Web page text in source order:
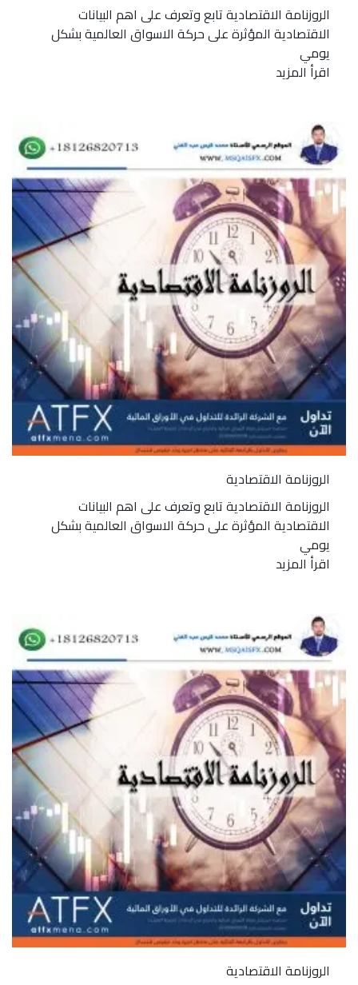
الروزنامة الاقتصادية تابع وتعرف على اهم البيانات
الاقتصادية المؤثرة على حركة الاسواق العالمية بشكل
يومي
اقرأ المزيد
الروزنامة الاقتصادية
الروزنامة الاقتصادية تابع وتعرف على اهم البيانات
الاقتصادية المؤثرة على حركة الاسواق العالمية بشكل
يومي
اقرأ المزيد
الروزنامة الاقتصادية